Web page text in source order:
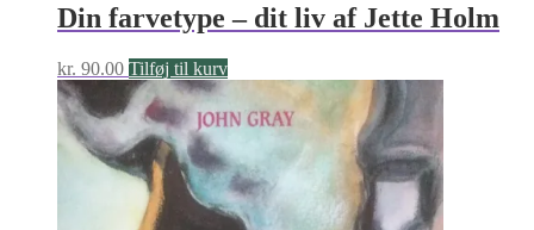
Din farvetype – dit liv af Jette Holm
kr. 90.00 Tilføj til kurv